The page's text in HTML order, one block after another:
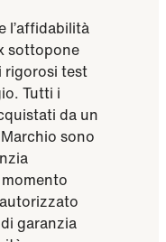
l’affidabilità
sottopone
rigorosi test
Tutti i
da un
sono
garanzia